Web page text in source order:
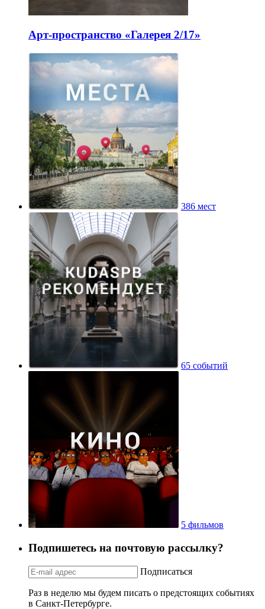
Арт-пространство «Галерея 2/17»
386 мест
65 событий
5 фильмов
Подпишетесь на почтовую рассылку?
Подписаться
Раз в неделю мы будем писать о предстоящих событиях
в Санкт-Петербурге.